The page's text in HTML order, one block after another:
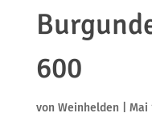
600
von Weinhelden Mai